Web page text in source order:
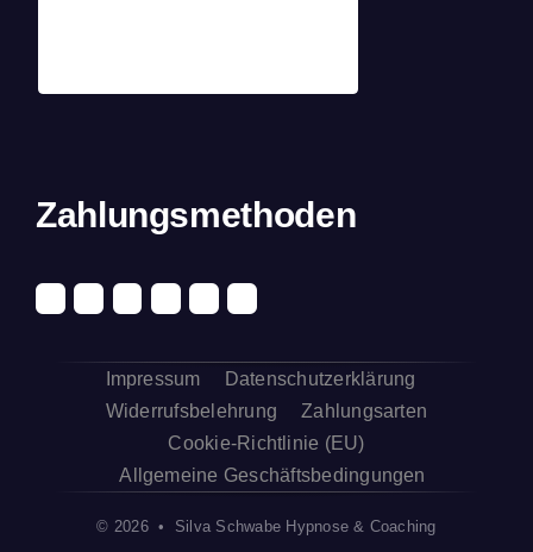
Zahlungsmethoden
Impressum
Datenschutzerklärung
Widerrufsbelehrung
Zahlungsarten
Cookie-Richtlinie (EU)
Allgemeine Geschäftsbedingungen
© 2026 • Silva Schwabe Hypnose & Coaching